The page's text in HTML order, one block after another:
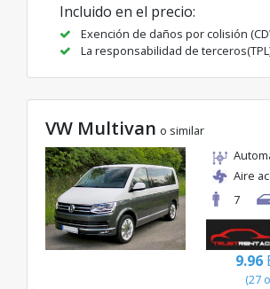
Incluido en el precio:
Exención de daños por colisión
La responsabilidad de
VW Multivan o similar
Aire
7
9.96
(27